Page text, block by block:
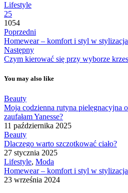
Lifestyle
25
1054
Poprzedni
Homewear – komfort i styl w
Następny
Czym kierować się przy wyborze
You may also like
Beauty
Moja codzienna rutyna pielęgnacyjna
zaufałam Yanesse?
11 października 2025
Beauty
Dlaczego warto szczotkować ciało?
27 stycznia 2025
Lifestyle, Moda
Homewear – komfort i styl w
23 września 2024